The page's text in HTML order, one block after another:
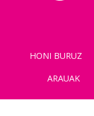
HONI BURUZ
ARAUAK